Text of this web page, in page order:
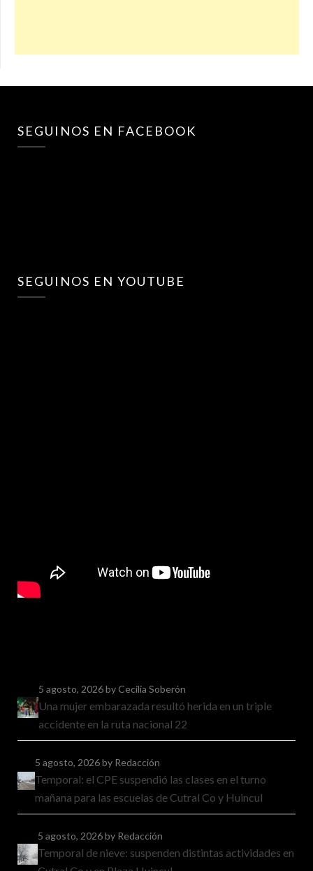
SEGUINOS EN FACEBOOK
SEGUINOS EN YOUTUBE
5 agosto, 2026by Cecilia Soberón
Una mujer embarazada resultó herida en un triple
accidente en la ruta nacional 22
5 agosto, 2026by Redacción
Temporal: el CPE suspendió las clases en el turno
mañana para las escuelas de Cutral Co y Huincul
5 agosto, 2026by Redacción
Temporal de nieve: suspenden distintas actividades en